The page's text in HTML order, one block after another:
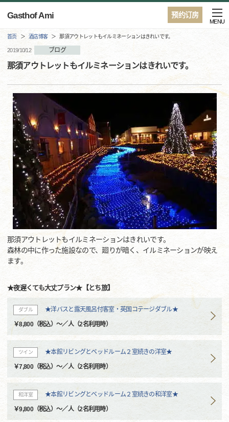
预约订房
Gasthof Ami
MENU
首页 酒店博客 那須アウトレットもイルミネーションはきれいです。
2019/10/12 ブログ
那須アウトレットもイルミネーションはきれいです。
那須アウトレットもイルミネーションはきれいです。
森林の中に作った施設なので、廻りが暗く、イルミネーションが映え
ます。
★夜遅くても大丈プラン★【とち旅】
ダブル ★洋バスと露天風呂付客室・英国コテージダブル★
￥8,800（税込）～／人（2名利用時）
ツイン ★本館リビングとベッドルーム２室続きの洋室★
￥7,800（税込）～／人（2名利用時）
和洋室 ★本館リビングとベッドルーム２室続きの和洋室★
￥9,800（税込）～／人（2名利用時）